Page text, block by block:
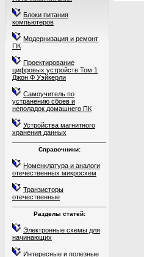
Блоки питания
компьютеров
Модернизация и ремонт
ПК
Проектирование
цифровых устройств Том 1
Джон Ф Уэйкерли
Самоучитель по
устранению сбоев и
неполадок домашнего ПК
Устройства магнитного
хранения данных
Справочники:
Номенклатура и аналоги
отечественных микросхем
Транзисторы
отечественные
Разделы статей:
Электронные схемы для
начинающих
Интересные и полезные